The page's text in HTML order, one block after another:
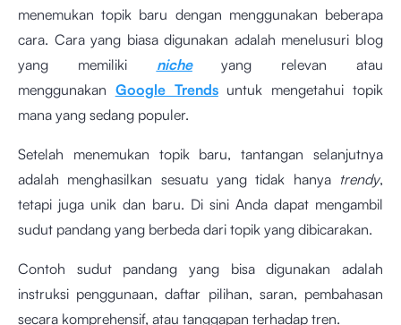
menemukan topik baru dengan menggunakan beberapa
cara. Cara yang biasa digunakan adalah menelusuri blog
yang memiliki niche
yang relevan atau
menggunakan Google Trendsuntuk mengetahui topik
mana yang sedang populer.
Setelah menemukan topik baru, tantangan selanjutnya
adalah menghasilkan sesuatu yang tidak hanya trendy,
tetapi juga unik dan baru. Di sini Anda dapat mengambil
sudut pandang yang berbeda dari topik yang dibicarakan.
Contoh sudut pandang yang bisa digunakan adalah
instruksi penggunaan, daftar pilihan, saran, pembahasan
secara komprehensif, atau tanggapan terhadap tren.